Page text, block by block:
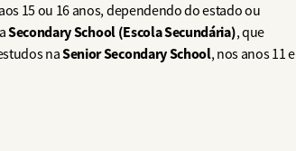
15 ou 16 anos, dependendo do estado ou
Secondary School (Escola Secundária), que
naSenior Secondary School, nos anos 11 e